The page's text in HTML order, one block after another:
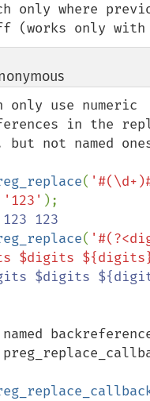
only where
(works only
¶
only use numeric
in the
(
'123'
(
$digits